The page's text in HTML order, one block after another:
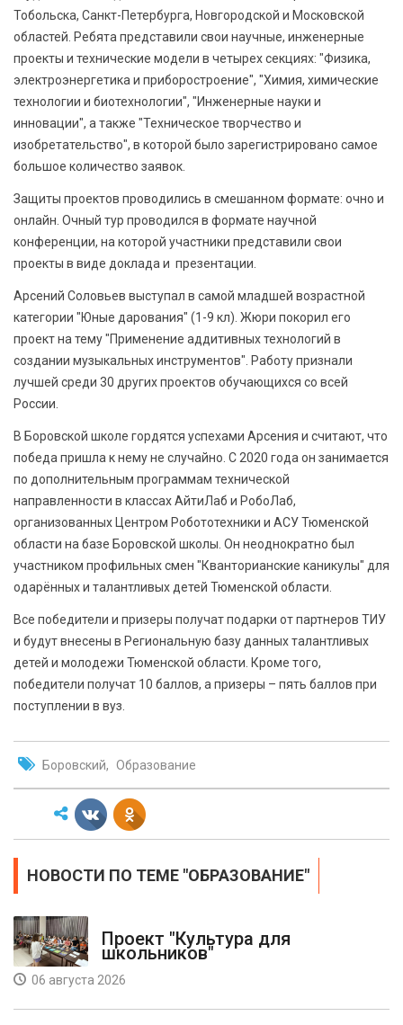
Тобольска, Санкт-Петербурга, Новгородской и Московской
областей. Ребята представили свои научные, инженерные
проекты и технические модели в четырех секциях: "Физика,
электроэнергетика и приборостроение", "Химия, химические
технологии и биотехнологии", "Инженерные науки и
инновации", а также "Техническое творчество и
изобретательство", в которой было зарегистрировано самое
большое количество заявок.
Защиты проектов проводились в смешанном формате: очно и
онлайн. Очный тур проводился в формате научной
конференции, на которой участники представили свои
проекты в виде доклада и презентации.
Арсений Соловьев выступал в самой младшей возрастной
категории "Юные дарования" (1-9 кл). Жюри покорил его
проект на тему "Применение аддитивных технологий в
создании музыкальных инструментов". Работу признали
лучшей среди 30 других проектов обучающихся со всей
России.
В Боровской школе гордятся успехами Арсения и считают, что
победа пришла к нему не случайно. С 2020 года он занимается
по дополнительным программам технической
направленности в классах АйтиЛаб и РобоЛаб,
организованных Центром Робототехники и АСУ Тюменской
области на базе Боровской школы. Он неоднократно был
участником профильных смен "Кванторианские каникулы" для
одарённых и талантливых детей Тюменской области.
Все победители и призеры получат подарки от партнеров ТИУ
и будут внесены в Региональную базу данных талантливых
детей и молодежи Тюменской области. Кроме того,
победители получат 10 баллов, а призеры – пять баллов при
поступлении в вуз.
Боровский Образование
НОВОСТИ ПО ТЕМЕ "ОБРАЗОВАНИЕ"
Проект "Культура для
школьников"
06 августа 2026